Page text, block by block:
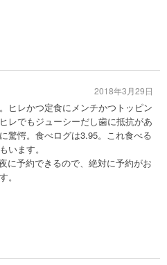
ヒレかつ定食にメンチかつトッピン
レでもジューシーだし歯に抵抗があ
驚愕。食べログは3.95。これ食べる
います。
に予約できるので、絶対に予約がお
。
2018年3月29日